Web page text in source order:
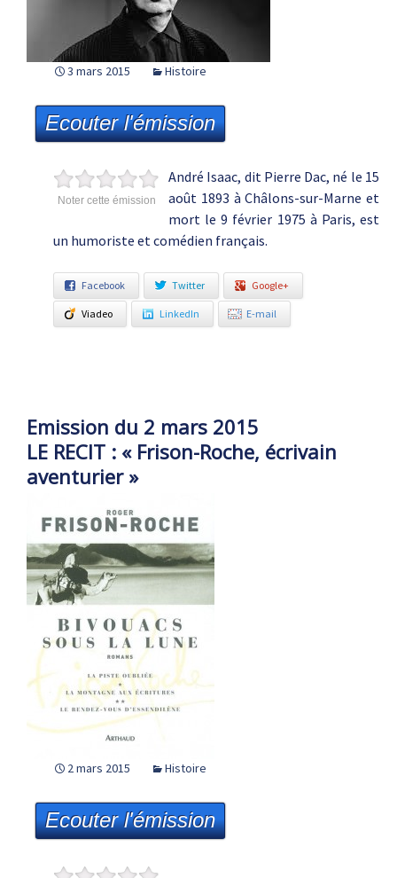
3 mars 2015 Histoire
Ecouter l'émission
Noter cette émission
André Isaac, dit Pierre Dac, né le 15
août 1893 à Châlons-sur-Marne et
mort le 9 février 1975 à Paris, est
un humoriste et comédien français.
Facebook Twitter Google+
Viadeo LinkedIn E-mail
Emission du 2 mars 2015
LE RECIT : « Frison-Roche, écrivain
aventurier »
2 mars 2015 Histoire
Ecouter l'émission